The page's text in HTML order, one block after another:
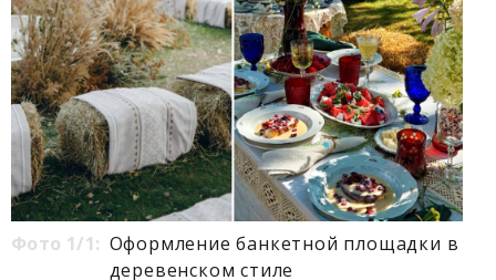
Фото 1/1: Оформление банкетной площадки в
деревенском стиле